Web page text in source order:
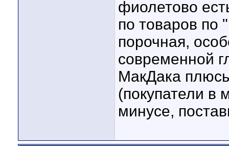
фиолетово
по товаров по
порочная,
современной
МакДака плюсы
(покупатели в
минусе,